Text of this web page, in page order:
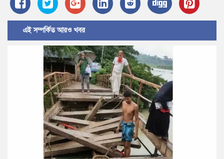
এই সম্পর্কিত আরও খবর